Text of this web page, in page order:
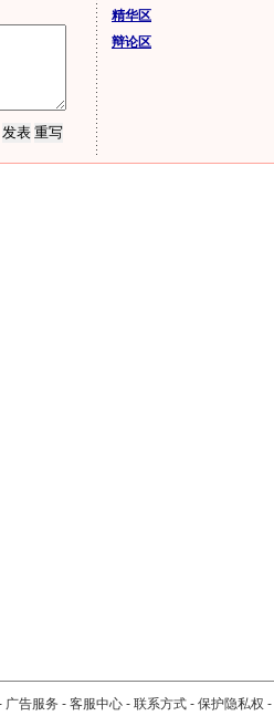
精华区
辩论区
广告服务 - 客服中心 - 联系方式 - 保护隐私权 -